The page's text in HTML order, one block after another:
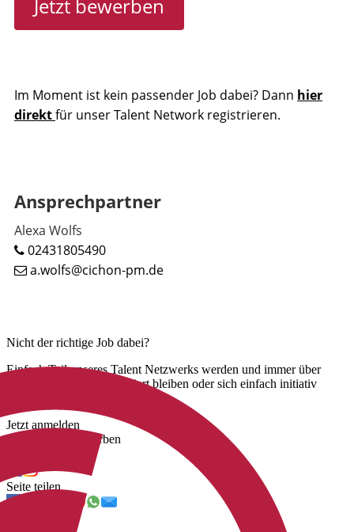
Jetzt bewerben
Im Moment ist kein passender Job dabei? Dann hier
direktfür unser Talent Network registrieren.
Ansprechpartner
Alexa Wolfs
02431805490
a.wolfs@cichon-pm.de
Nicht der richtige Job dabei?
Einfach Teil unseres Talent Netzwerks werden und immer über
unsere neuen Jobs informiert bleiben oder sich einfach initiativ
Jetzt anmelden
Jetzt initiativ bewerben
Seite teilen